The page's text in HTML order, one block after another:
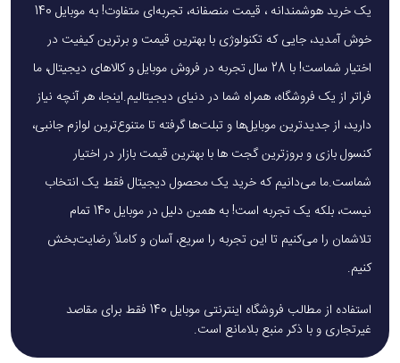
یک خرید هوشمندانه ، قیمت منصفانه، تجربه‌ای متفاوت! به موبایل 140
خوش آمدید، جایی که تکنولوژی با بهترین قیمت و برترین کیفیت در
اختیار شماست! با 28 سال تجربه در فروش موبایل و کالاهای دیجیتال، ما
فراتر از یک فروشگاه، همراه شما در دنیای دیجیتالیم.اینجا، هر آنچه نیاز
دارید، از جدیدترین موبایل‌ها و تبلت‌ها گرفته تا متنوع‌ترین لوازم جانبی،
کنسول بازی و بروزترین گجت ها با بهترین قیمت بازار در اختیار
شماست.ما می‌دانیم که خرید یک محصول دیجیتال فقط یک انتخاب
نیست، بلکه یک تجربه است! به همین دلیل در موبایل 140 تمام
تلاشمان را می‌کنیم تا این تجربه را سریع، آسان و کاملاً رضایت‌بخش
کنیم.
استفاده از مطالب فروشگاه اینترنتی موبایل 140 فقط برای مقاصد
غیرتجاری و با ذکر منبع بلامانع است.